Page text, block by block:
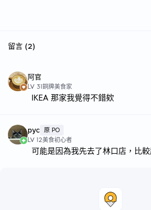
留言 (2)
阿官
LV 31銅牌美食家
IKEA 那家我覺得不錯欸
pyc 原 PO
LV 12美食初心者
可能是因為我先去了林口店，比